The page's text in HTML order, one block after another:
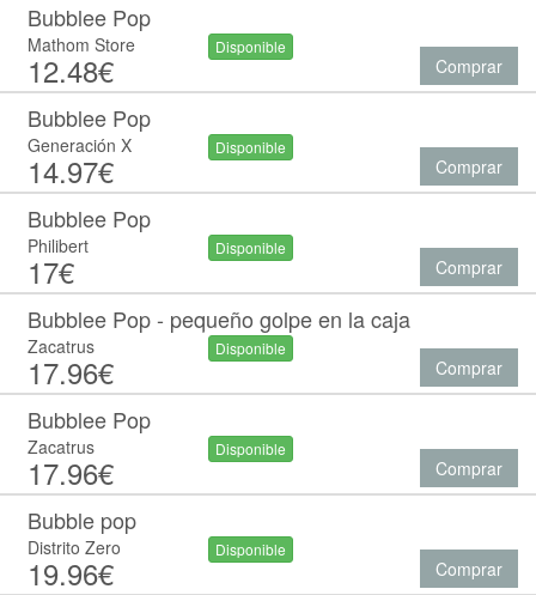
Bubblee Pop
Mathom Store
12.48€
Disponible
Comprar
Bubblee Pop
Generación X
14.97€
Disponible
Comprar
Bubblee Pop
Philibert
17€
Disponible
Comprar
Bubblee Pop - pequeño golpe en la caja
Zacatrus
17.96€
Disponible
Comprar
Bubblee Pop
Zacatrus
17.96€
Disponible
Comprar
Bubble pop
Distrito Zero
19.96€
Disponible
Comprar